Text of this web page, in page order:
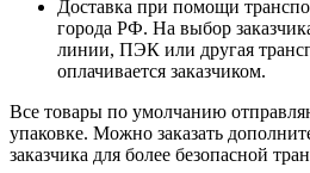
Доставка при помощи
города РФ. На выбор
линии, ПЭК или другая
оплачивается заказчиком.
Все товары по умолчанию
упаковке. Можно заказать
заказчика для более безопасной